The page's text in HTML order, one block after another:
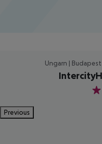
Ungarn |
4
Previous